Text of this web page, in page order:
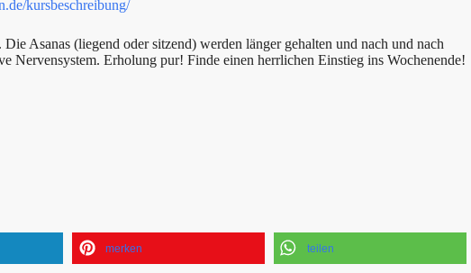
kursbeschreibung/
Asanas (liegend oder sitzend) werden länger gehalten und nach und nach
Nervensystem. Erholung pur! Finde einen herrlichen Einstieg ins Wochenende!
merken teilen